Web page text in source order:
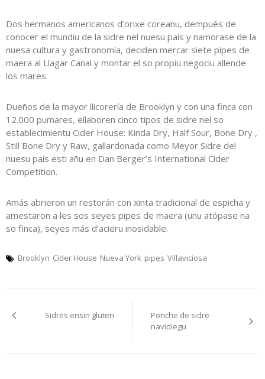
Dos hermanos americanos d’orixe coreanu, dempués de
conocer el mundiu de la sidre nel nuesu país y namorase de la
nuesa cultura y gastronomía, deciden mercar siete pipes de
maera al Llagar Canal y montar el so propiu negociu allende
los mares.
Dueños de la mayor llicorería de Brooklyn y con una finca con
12.000 pumares, ellaboren cinco tipos de sidre nel so
establecimientu Cider House: Kinda Dry, Half Sour, Bone Dry ,
Still Bone Dry y Raw, gallardonada como Meyor Sidre del
nuesu país esti añu en Dan Berger’s International Cider
Competition.
Amás abrieron un restorán con xinta tradicional de espicha y
amestaron a les sos seyes pipes de maera (unu atópase na
so finca), seyes más d’acieru inosidable.
Brooklyn Cider House Nueva York pipes Villaviciosa
pelosSidres ensin gluten
Ponche de sidre
navidiegu